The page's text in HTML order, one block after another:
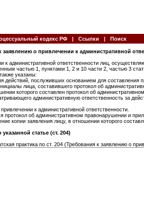
кодекс РФ | Ссылки | Поиск
заявлению о привлечении к административной
к административной ответственности лиц,
частью 1, пунктами 1, 2 и 10 части 2, частью 3
указаны:
действий, послуживших основанием для составления
лица, составившего протокол об
которого составлен протокол об
административную ответственность за
к административной ответственности.
протокол об административном правонарушении и
копии заявления лицу, в отношении которого
статье (ст. 204)
практика по ст. 204 (Требования к заявлению о